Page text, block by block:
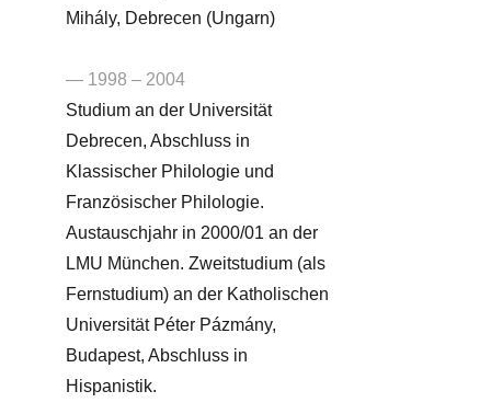
Mihály, Debrecen (Ungarn)
— 1998 – 2004
Studium an der Universität
Debrecen, Abschluss in
Klassischer Philologie und
Französischer Philologie.
Austauschjahr in 2000/01 an der
LMU München. Zweitstudium (als
Fernstudium) an der Katholischen
Universität Péter Pázmány,
Budapest, Abschluss in
Hispanistik.